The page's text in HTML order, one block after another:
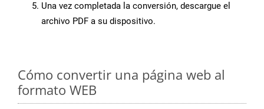
Una vez completada la conversión, descargue el
archivo PDF a su dispositivo.
Cómo convertir una página web al
formato WEB